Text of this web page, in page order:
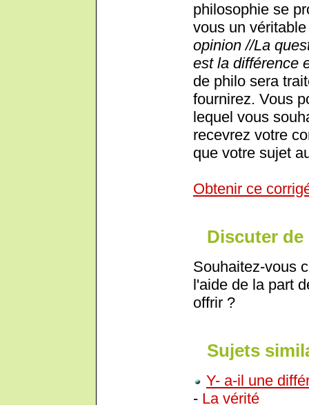
philosophie se
vous un
opinion //La
est la différence
de philo sera
fournirez. Vous
lequel vous
recevrez votre
que votre sujet
Obtenir ce
Discuter de
Souhaitez-vous
l'aide de la part
offrir ?
Sujets
Y- a-il une
- La vérité